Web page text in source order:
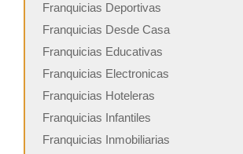
Franquicias Deportivas
Franquicias Desde Casa
Franquicias Educativas
Franquicias Electronicas
Franquicias Hoteleras
Franquicias Infantiles
Franquicias Inmobiliarias